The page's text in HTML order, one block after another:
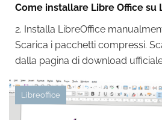
Come installare Libre Office su
2. Installa LibreOffice
Scarica i pacchetti compressi.
dalla pagina di download
Libreoffice